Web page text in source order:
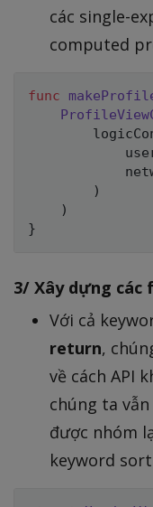
các single-
computed
func
)
)
}
3/ Xây dựng các
Với cả
return,
về cách API
chúng ta
được nhóm
keyword